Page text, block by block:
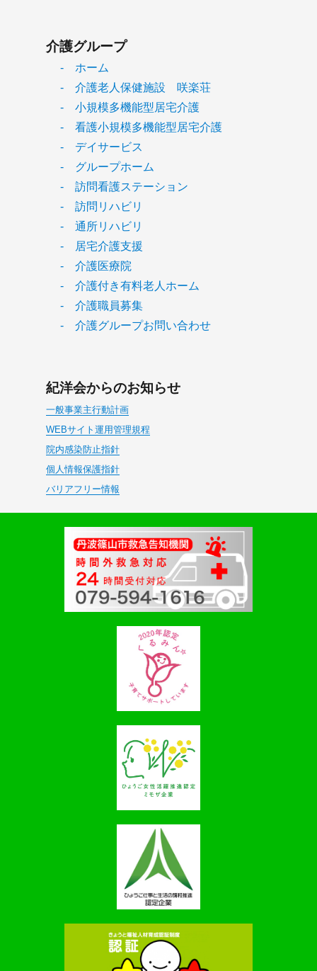
介護グループ
- ホーム
- 介護老人保健施設 咲楽荘
- 小規模多機能型居宅介護
- 看護小規模多機能型居宅介護
- デイサービス
- グループホーム
- 訪問看護ステーション
- 訪問リハビリ
- 通所リハビリ
- 居宅介護支援
- 介護医療院
- 介護付き有料老人ホーム
- 介護職員募集
- 介護グループお問い合わせ
紀洋会からのお知らせ
一般事業主行動計画
WEBサイト運用管理規程
院内感染防止指針
個人情報保護指針
バリアフリー情報